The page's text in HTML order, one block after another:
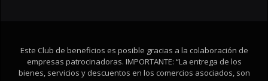
Este Club de beneficios es posible gracias a la colaboración de
empresas patrocinadoras. IMPORTANTE: “La entrega de los
bienes, servicios y descuentos en los comercios asociados, son